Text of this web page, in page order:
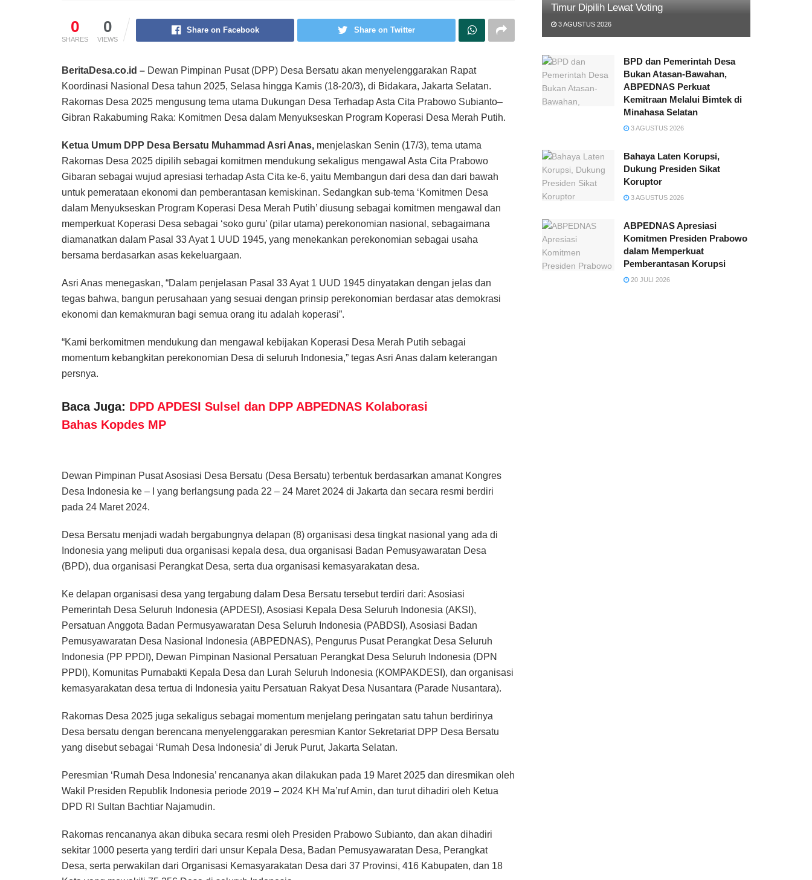
0
SHARES
0
VIEWS
Share on Facebook Share on Twitter
BeritaDesa.co.id – Dewan Pimpinan Pusat (DPP) Desa Bersatu akan menyelenggarakan Rapat
Koordinasi Nasional Desa tahun 2025, Selasa hingga Kamis (18-20/3), di Bidakara, Jakarta Selatan.
Rakornas Desa 2025 mengusung tema utama Dukungan Desa Terhadap Asta Cita Prabowo Subianto–
Gibran Rakabuming Raka: Komitmen Desa dalam Menyukseskan Program Koperasi Desa Merah Putih.
Ketua Umum DPP Desa Bersatu Muhammad Asri Anas, menjelaskan Senin (17/3), tema utama
Rakornas Desa 2025 dipilih sebagai komitmen mendukung sekaligus mengawal Asta Cita Prabowo
Gibaran sebagai wujud apresiasi terhadap Asta Cita ke-6, yaitu Membangun dari desa dan dari bawah
untuk pemerataan ekonomi dan pemberantasan kemiskinan. Sedangkan sub-tema ‘Komitmen Desa
dalam Menyukseskan Program Koperasi Desa Merah Putih’ diusung sebagai komitmen mengawal dan
memperkuat Koperasi Desa sebagai ‘soko guru’ (pilar utama) perekonomian nasional, sebagaimana
diamanatkan dalam Pasal 33 Ayat 1 UUD 1945, yang menekankan perekonomian sebagai usaha
bersama berdasarkan asas kekeluargaan.
Asri Anas menegaskan, “Dalam penjelasan Pasal 33 Ayat 1 UUD 1945 dinyatakan dengan jelas dan
tegas bahwa, bangun perusahaan yang sesuai dengan prinsip perekonomian berdasar atas demokrasi
ekonomi dan kemakmuran bagi semua orang itu adalah koperasi”.
“Kami berkomitmen mendukung dan mengawal kebijakan Koperasi Desa Merah Putih sebagai
momentum kebangkitan perekonomian Desa di seluruh Indonesia,” tegas Asri Anas dalam keterangan
persnya.
Baca Juga: DPD APDESI Sulsel dan DPP ABPEDNAS Kolaborasi
Bahas Kopdes MP
Dewan Pimpinan Pusat Asosiasi Desa Bersatu (Desa Bersatu) terbentuk berdasarkan amanat Kongres
Desa Indonesia ke – I yang berlangsung pada 22 – 24 Maret 2024 di Jakarta dan secara resmi berdiri
pada 24 Maret 2024.
Desa Bersatu menjadi wadah bergabungnya delapan (8) organisasi desa tingkat nasional yang ada di
Indonesia yang meliputi dua organisasi kepala desa, dua organisasi Badan Pemusyawaratan Desa
(BPD), dua organisasi Perangkat Desa, serta dua organisasi kemasyarakatan desa.
Ke delapan organisasi desa yang tergabung dalam Desa Bersatu tersebut terdiri dari: Asosiasi
Pemerintah Desa Seluruh Indonesia (APDESI), Asosiasi Kepala Desa Seluruh Indonesia (AKSI),
Persatuan Anggota Badan Permusyawaratan Desa Seluruh Indonesia (PABDSI), Asosiasi Badan
Pemusyawaratan Desa Nasional Indonesia (ABPEDNAS), Pengurus Pusat Perangkat Desa Seluruh
Indonesia (PP PPDI), Dewan Pimpinan Nasional Persatuan Perangkat Desa Seluruh Indonesia (DPN
PPDI), Komunitas Purnabakti Kepala Desa dan Lurah Seluruh Indonesia (KOMPAKDESI), dan organisasi
kemasyarakatan desa tertua di Indonesia yaitu Persatuan Rakyat Desa Nusantara (Parade Nusantara).
Rakornas Desa 2025 juga sekaligus sebagai momentum menjelang peringatan satu tahun berdirinya
Desa bersatu dengan berencana menyelenggarakan peresmian Kantor Sekretariat DPP Desa Bersatu
yang disebut sebagai ‘Rumah Desa Indonesia’ di Jeruk Purut, Jakarta Selatan.
Peresmian ‘Rumah Desa Indonesia’ rencananya akan dilakukan pada 19 Maret 2025 dan diresmikan oleh
Wakil Presiden Republik Indonesia periode 2019 – 2024 KH Ma’ruf Amin, dan turut dihadiri oleh Ketua
DPD RI Sultan Bachtiar Najamudin.
Rakornas rencananya akan dibuka secara resmi oleh Presiden Prabowo Subianto, dan akan dihadiri
sekitar 1000 peserta yang terdiri dari unsur Kepala Desa, Badan Pemusyawaratan Desa, Perangkat
Desa, serta perwakilan dari Organisasi Kemasyarakatan Desa dari 37 Provinsi, 416 Kabupaten, dan 18
Timur Dipilih Lewat Voting
3 AGUSTUS 2026
BPD dan Pemerintah Desa
Bukan Atasan-Bawahan,
ABPEDNAS Perkuat
Kemitraan Melalui Bimtek di
Minahasa Selatan
3 AGUSTUS 2026
Bahaya Laten Korupsi,
Dukung Presiden Sikat
Koruptor
3 AGUSTUS 2026
ABPEDNAS Apresiasi
Komitmen Presiden Prabowo
dalam Memperkuat
Pemberantasan Korupsi
20 JULI 2026